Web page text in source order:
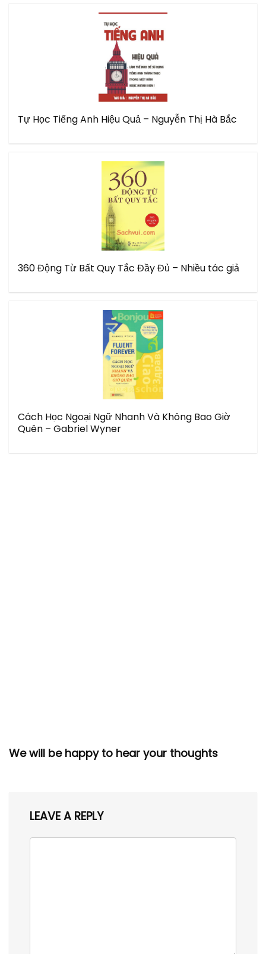
Tự Học Tiếng Anh Hiệu Quả – Nguyễn Thị Hà Bắc
360 Động Từ Bất Quy Tắc Đầy Đủ – Nhiều tác giả
Cách Học Ngoại Ngữ Nhanh Và Không Bao Giờ
Quên – Gabriel Wyner
We will be happy to hear your thoughts
LEAVE A REPLY